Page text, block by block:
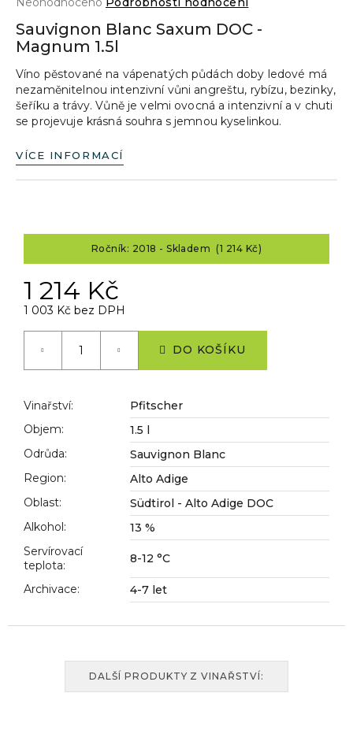
produktu
je
z
5
hvězdiček.
Sauvignon Blanc Saxum DOC -
Magnum 1.5l
Víno pěstované na vápenatých půdách doby ledové má
nezaměnitelnou intenzivní vůni angreštu, rybízu, bezinky,
šeříku a trávy. Vůně je velmi ovocná a intenzivní a v chuti
se projevuje krásná souhra s jemnou kyselinkou.
VÍCE INFORMACÍ
Ročník: 2018 - Skladem (1 214 Kč)
1 214 Kč
1 003 Kč bez DPH
DO KOŠÍKU
Vinařství:
Pfitscher
Objem:
1.5 l
Odrůda:
Sauvignon Blanc
Region:
Alto Adige
Oblast:
Südtirol - Alto Adige DOC
Alkohol:
13 %
Servírovací
teplota: 8-12 °C
Archivace: 4-7 let
DALŠÍ PRODUKTY Z VINAŘSTVÍ:
a
j
t
?
HLEDAT
o
p
o
u
u
e
m